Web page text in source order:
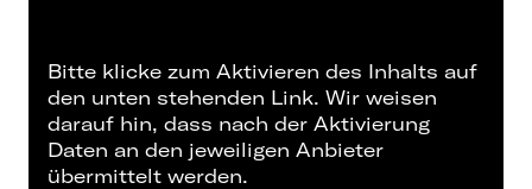
Bitte klicke zum Aktivieren des Inhalts auf
den unten stehenden Link. Wir weisen
darauf hin, dass nach der Aktivierung
Daten an den jeweiligen Anbieter
übermittelt werden.